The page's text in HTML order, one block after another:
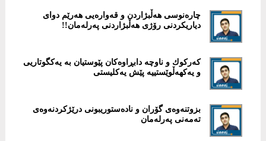
چارەنوسی هەڵبژاردن و قەوارەیی هەرێم دوای
دیاریكردنی رۆژی هەڵبژاردنی پەرلەمان!!
كەركوك و ناوچە دابڕاوەكان پێوستیان بە یەکگوتاریی
و یەکهەڵوێستییە پێش یەكلیستی
بزوتنەوەی گۆران و نادەستوریبونی درێژكردنەوەی
تەمەنی پەرلەمان